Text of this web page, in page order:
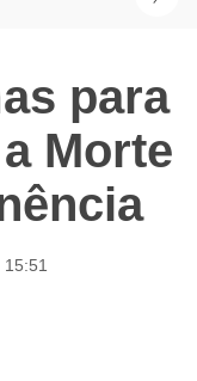
para
Morte
15:51